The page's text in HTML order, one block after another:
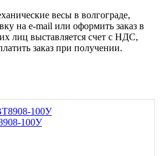
весы в волгограде,
на e-mail или оформить заказ в
лиц выставляется счет с НДС,
заказ при получении.
100У